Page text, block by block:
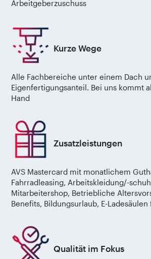
Arbeitgeberzuschuss
Kurze Wege
Alle Fachbereiche unter einem Dach
Eigenfertigungsanteil. Bei uns kommt
Hand
Zusatzleistungen
AVS Mastercard mit monatlichem
Fahrradleasing, Arbeitskleidung/-
Mitarbeitershop, Betriebliche
Benefits, Bildungsurlaub, E-Ladesäulen
Qualität im Fokus